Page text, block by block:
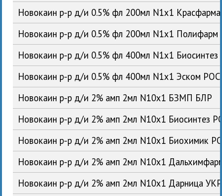
Новокаин р-р д/и 0.5% фл 200мл N1x1
Новокаин р-р д/и 0.5% фл 200мл N1x1
Новокаин р-р д/и 0.5% фл 400мл N1x1
Новокаин р-р д/и 0.5% фл 400мл N1x1 Эском РОС
Новокаин р-р д/и 2% амп 2мл N10x1 БЗМП БЛР
Новокаин р-р д/и 2% амп 2мл N10x1 Биосинтез
Новокаин р-р д/и 2% амп 2мл N10x1 Биохимик
Новокаин р-р д/и 2% амп 2мл N10x1
Новокаин р-р д/и 2% амп 2мл N10x1 Дарница УКР